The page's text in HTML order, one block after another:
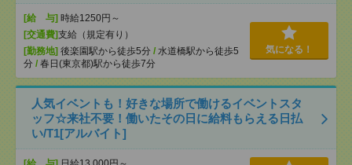
[給 与] 時給1250円～
[交通費]支給（規定有り）
[勤務地] 後楽園駅から徒歩5分 / 水道橋駅から徒歩5
分 / 春日(東京都)駅から徒歩7分
気になる！
人気イベントも！好きな場所で働けるイベントスタ
ッフ☆来社不要！働いたその日に給料もらえる日払
い/T1[アルバイト]